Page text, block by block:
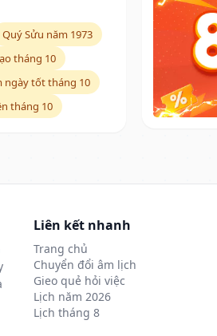
Quý Sửu năm 1973
tháng 10
ngày tốt tháng 10
tháng 10
Liên kết nhanh
Trang chủ
Chuyển đổi âm lịch
Gieo quẻ hỏi việc
Lịch năm 2026
Lịch tháng 8